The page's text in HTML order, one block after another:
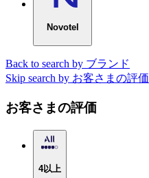
Novotel
Back to search by ブランド
Skip search by お客さまの評価
お客さまの評価
4以上